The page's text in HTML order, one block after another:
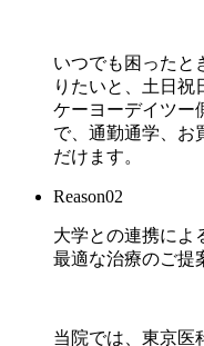
いつでも困ったと
りたいと、土日祝
ケーヨーデイツー
で、通勤通学、お
だけます。
Reason02
大学との連携によ
最適な治療のご提
当院では、東京医